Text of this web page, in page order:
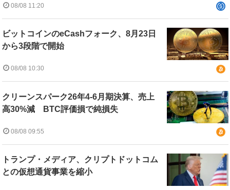
08/08 11:20
ビットコインのeCashフォーク、8月23日
から3段階で開始
08/08 10:30
クリーンスパーク26年4-6月期決算、売上
高30%減 BTC評価損で純損失
08/08 09:55
トランプ・メディア、クリプトドットコム
との仮想通貨事業を縮小